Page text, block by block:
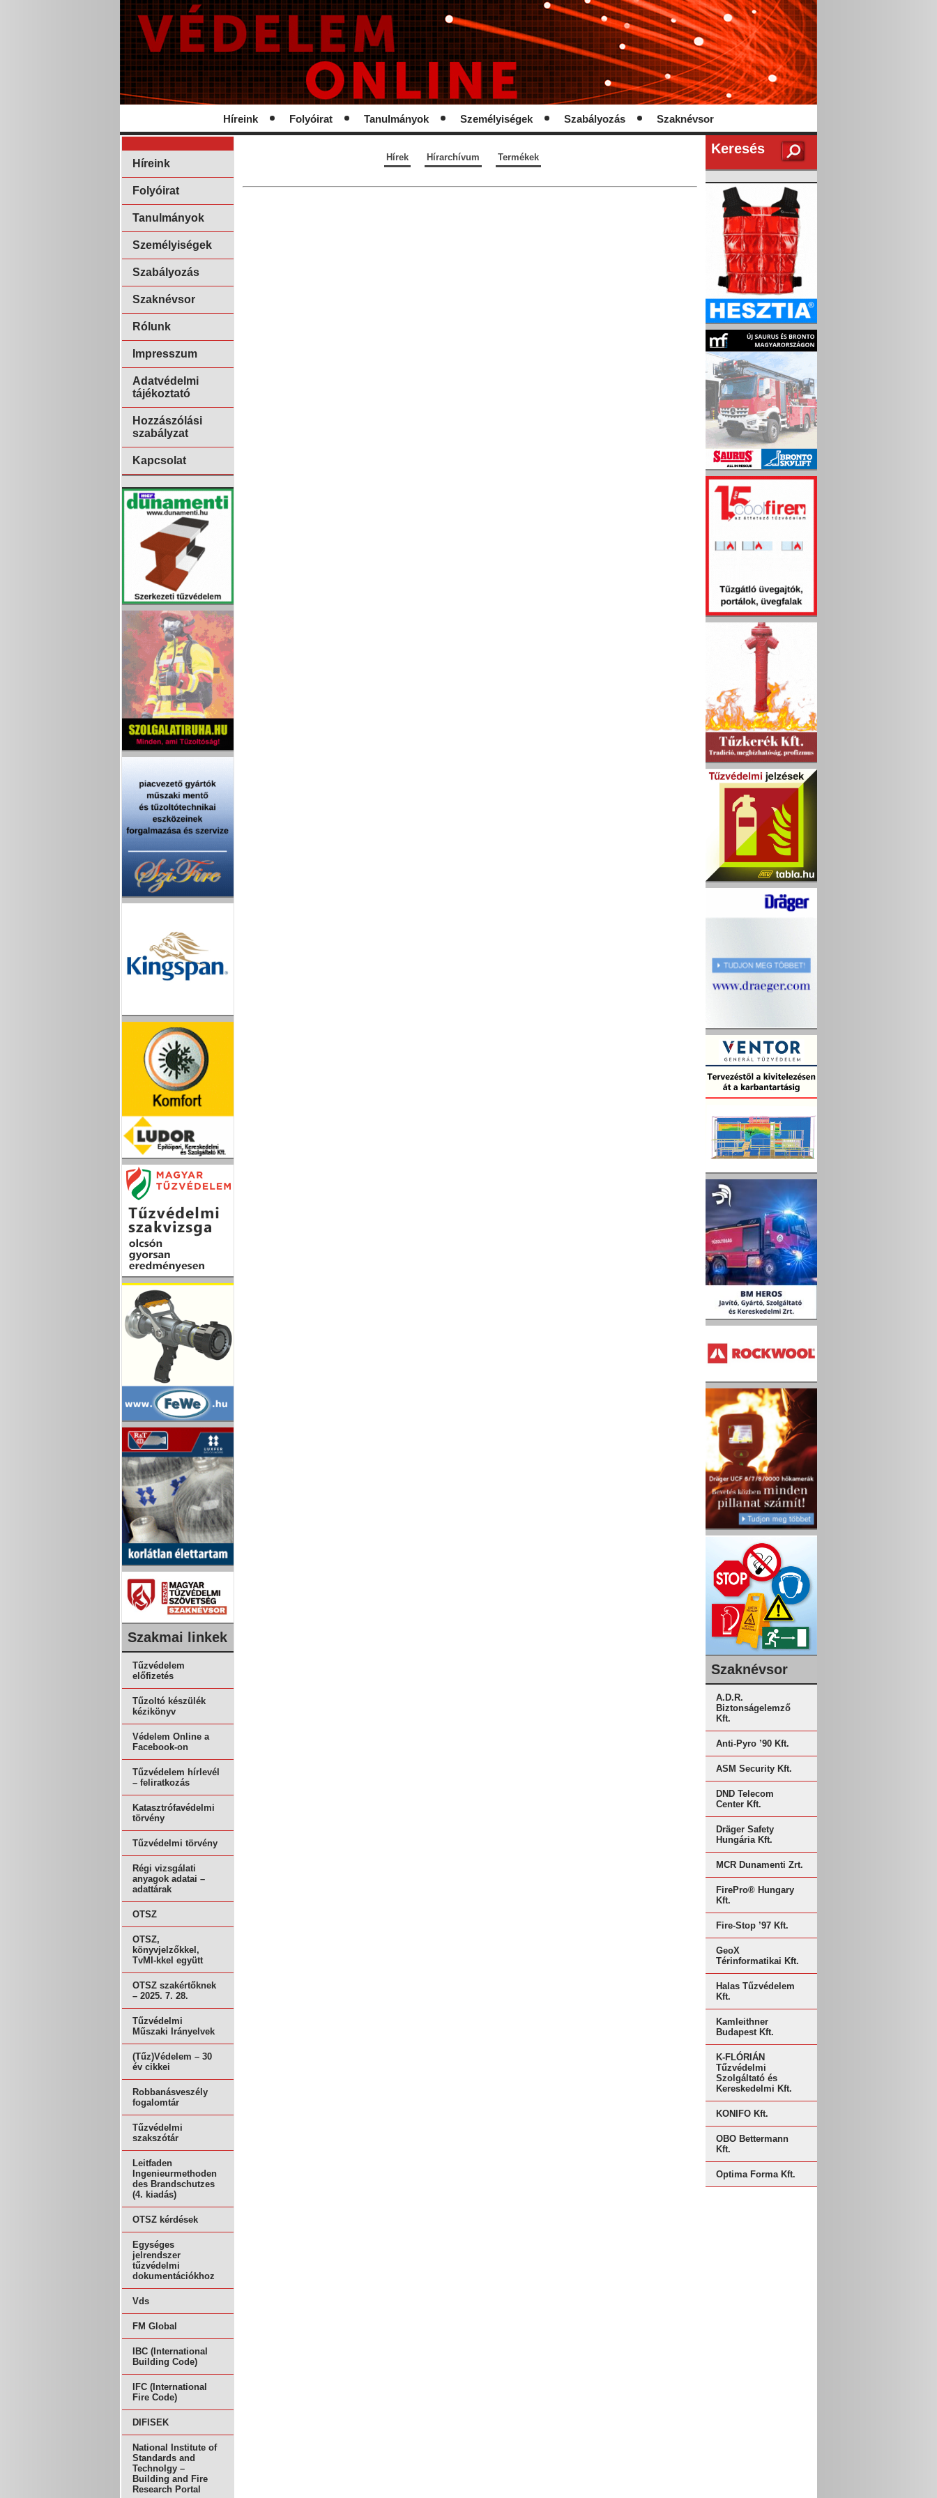
Híreink Folyóirat Tanulmányok Személyiségek Szabályozás Szaknévsor
Híreink
Folyóirat
Tanulmányok
Személyiségek
Szabályozás
Szaknévsor
Rólunk
Impresszum
Adatvédelmi
tájékoztató
Hozzászólási
szabályzat
Kapcsolat
Szakmai linkek
Tűzvédelem
előfizetés
Tűzoltó készülék
kézikönyv
Védelem Online a
Facebook-on
Tűzvédelem hírlevél
– feliratkozás
Katasztrófavédelmi
törvény
Tűzvédelmi törvény
Régi vizsgálati
anyagok adatai –
adattárak
OTSZ
OTSZ,
könyvjelzőkkel,
TvMI-kkel együtt
OTSZ szakértőknek
– 2025. 7. 28.
Tűzvédelmi
Műszaki Irányelvek
(Tűz)Védelem – 30
év cikkei
Robbanásveszély
fogalomtár
Tűzvédelmi
szakszótár
Leitfaden
Ingenieurmethoden
des Brandschutzes
(4. kiadás)
OTSZ kérdések
Egységes
jelrendszer
tűzvédelmi
dokumentációkhoz
Vds
FM Global
IBC (International
Building Code)
IFC (International
Fire Code)
DIFISEK
National Institute of
Standards and
Technolgy –
Building and Fire
Research Portal
Hírek Hírarchívum Termékek
Keresés
Szaknévsor
A.D.R.
Biztonságelemző
Kft.
Anti-Pyro ’90 Kft.
ASM Security Kft.
DND Telecom
Center Kft.
Dräger Safety
Hungária Kft.
MCR Dunamenti Zrt.
FirePro® Hungary
Kft.
Fire-Stop ’97 Kft.
GeoX
Térinformatikai Kft.
Halas Tűzvédelem
Kft.
Kamleithner
Budapest Kft.
K-FLÓRIÁN
Tűzvédelmi
Szolgáltató és
Kereskedelmi Kft.
KONIFO Kft.
OBO Bettermann
Kft.
Optima Forma Kft.